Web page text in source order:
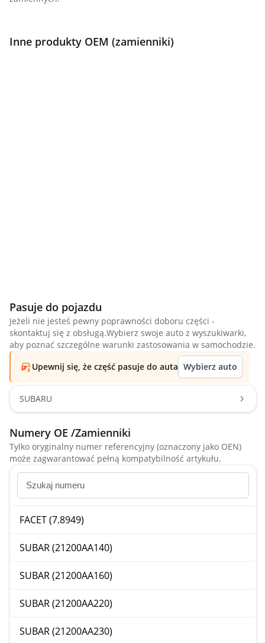
Inne produkty OEM (zamienniki)
Pasuje do pojazdu
Jeżeli nie jesteś pewny poprawności doboru części -
skontaktuj się z obsługą.Wybierz swoje auto z wyszukiwarki,
aby poznać szczególne warunki zastosowania w samochodzie.
Upewnij się, że część pasuje do auta Wybierz auto
SUBARU
Numery OE /Zamienniki
Tylko oryginalny numer referencyjny (oznaczony jako OEN)
może zagwarantować pełną kompatybilność artykułu.
FACET (7.8949)
SUBAR (21200AA140)
SUBAR (21200AA160)
SUBAR (21200AA220)
SUBAR (21200AA230)